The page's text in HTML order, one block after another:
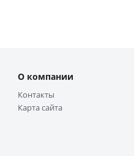
О компании
Контакты
Карта сайта